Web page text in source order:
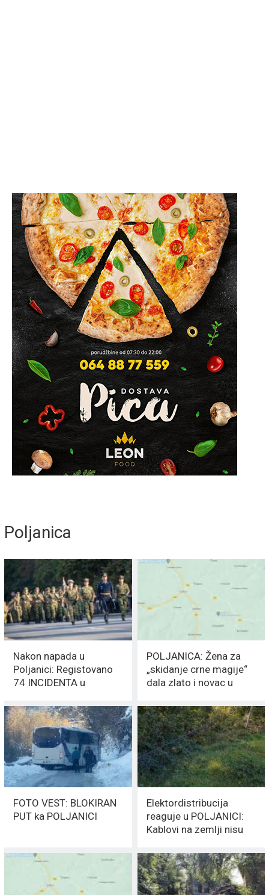
Poljanica
Nakon napada u
Poljanici: Registovano
74 INCIDENTA u
BEZBEDNOSTI
POLJANICA: Žena za
„skidanje crne magije“
dala zlato i novac u
evra
FOTO VEST: BLOKIRAN
PUT ka POLJANICI
Elektordistribucija
reaguje u POLJANICI:
Kablovi na zemlji nisu
mreže – već
NISKONAPONSKE